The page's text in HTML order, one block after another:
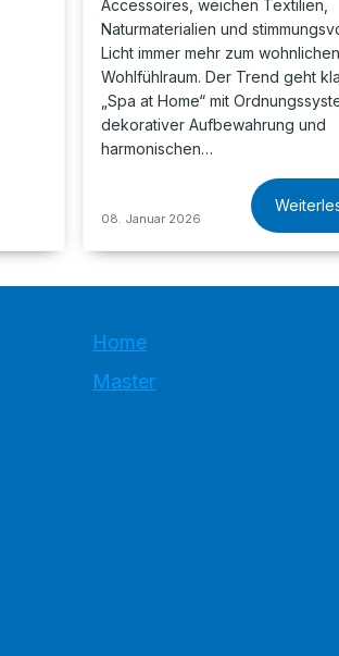
Accessoires, weichen Textilien,
Naturmaterialien und
Licht immer mehr zum wohnlichen
Wohlfühlraum. Der Trend geht
„Spa at Home“ mit
dekorativer Aufbewahrung und
harmonischen…
08. Januar 2026
Home
Master